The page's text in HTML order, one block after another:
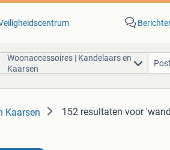
Woonaccessoires | Kandelaars en
Kaarsen
Kaarsen 152 resultaten voor